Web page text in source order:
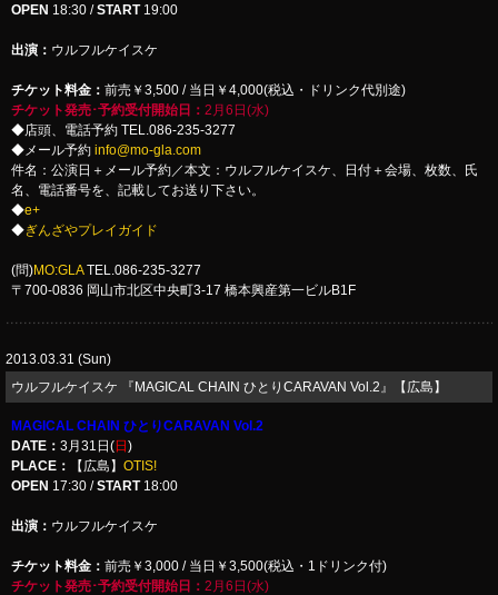
OPEN 18:30 /START19:00
出演： ウルフルケイスケ
チケット料金： 前売￥3,500 / 当日￥4,000(税込・ドリンク代別途)
チケット発売･予約受付開始日： 2月6日(水)
◆店頭、電話予約 TEL.086-235-3277
◆メール予約 info@mo-gla.com
件名：公演日＋メール予約／本文：ウルフルケイスケ、日付＋会場、枚数、氏
名、電話番号を、記載してお送り下さい。
◆e+
◆ぎんざやプレイガイド
(問)MO:GLATEL.086-235-3277
〒700-0836 岡山市北区中央町3-17 橋本興産第一ビルB1F
2013.03.31 (Sun)
ウルフルケイスケ 『MAGICAL CHAIN ひとりCARAVAN Vol.2』【広島】
MAGICAL CHAIN ひとりCARAVAN Vol.2
DATE： 3月31日(日 )
PLACE：
【広島】 OTIS!
OPEN 17:30 /START18:00
出演： ウルフルケイスケ
チケット料金： 前売￥3,000 / 当日￥3,500(税込・1ドリンク付)
チケット発売･予約受付開始日： 2月6日(水)